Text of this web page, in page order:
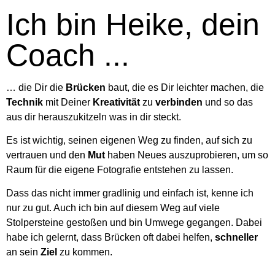
Ich bin Heike, dein
Coach ...
… die Dir die Brücken baut, die es Dir leichter machen, die
Technik mit Deiner Kreativität zu verbinden und so das
aus dir herauszukitzeln was in dir steckt.
Es ist wichtig, seinen eigenen Weg zu finden, auf sich zu
vertrauen und den Mut haben Neues auszuprobieren, um so
Raum für die eigene Fotografie entstehen zu lassen.
Dass das nicht immer gradlinig und einfach ist, kenne ich
nur zu gut. Auch ich bin auf diesem Weg auf viele
Stolpersteine gestoßen und bin Umwege gegangen. Dabei
habe ich gelernt, dass Brücken oft dabei helfen, schneller
an sein Ziel zu kommen.